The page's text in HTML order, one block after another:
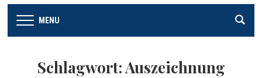
MENU
Schlagwort:Auszeichnung